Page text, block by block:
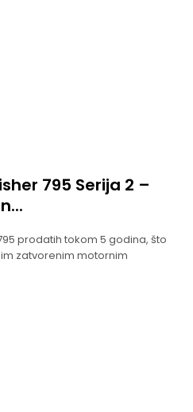
795 Serija 2 –
prodatih tokom 5 godina, što
zatvorenim motornim